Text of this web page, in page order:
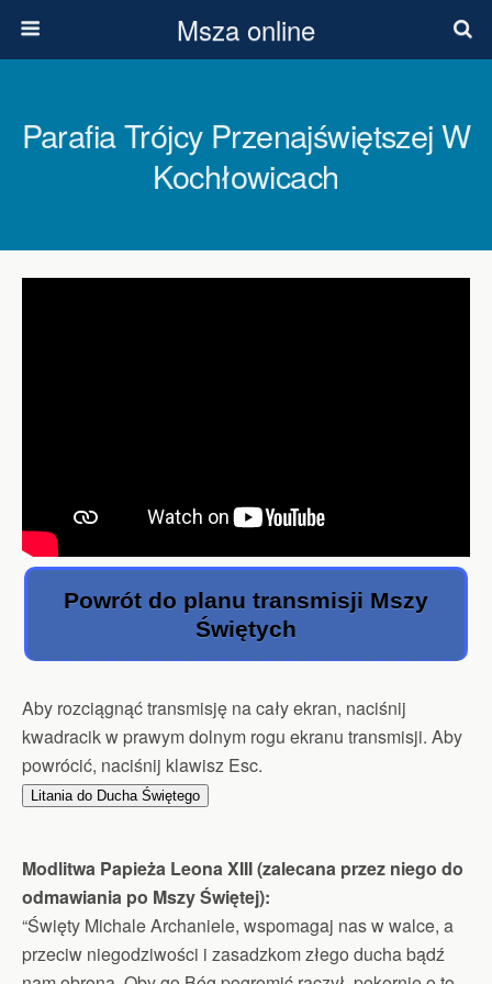
Msza online
Parafia Trójcy Przenajświętszej W
Kochłowicach
Powrót do planu transmisji Mszy
Świętych
Aby rozciągnąć transmisję na cały ekran, naciśnij
kwadracik w prawym dolnym rogu ekranu transmisji. Aby
powrócić, naciśnij klawisz Esc.
Litania do Ducha Świętego
Modlitwa Papieża Leona XIII (zalecana przez niego do
odmawiania po Mszy Świętej):
“Święty Michale Archaniele, wspomagaj nas w walce, a
przeciw niegodziwości i zasadzkom złego ducha bądź